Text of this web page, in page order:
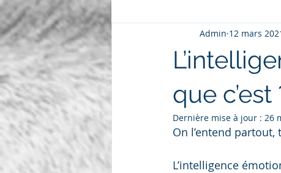
que c’est
Admin 12 mars
Dernière mise à jour : 26
On l’entend
L’intelligence